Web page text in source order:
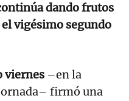
dando frutos
vigésimo segundo
viernes –en la
firmó una